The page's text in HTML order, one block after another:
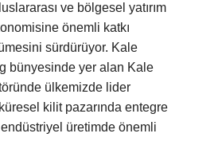
ve bölgesel yatırım
önemli katkı
sürdürüyor. Kale
bünyesinde yer alan Kale
ülkemizde lider
kilit pazarında entegre
üretimde önemli